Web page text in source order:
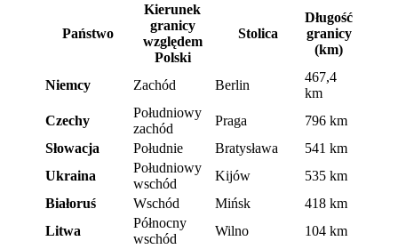
Państwo
Kierunek
granicy
względem
Polski
Stolica
Długość
granicy
(km)
Niemcy Zachód Berlin
467,4
km
Czechy
Południowy
zachód
Praga
796 km
Słowacja
Południe Bratysława
541 km
Ukraina
Południowy
wschód
Kijów
535 km
Białoruś
Wschód Mińsk
418 km
Litwa
Północny
wschód
Wilno 104 km